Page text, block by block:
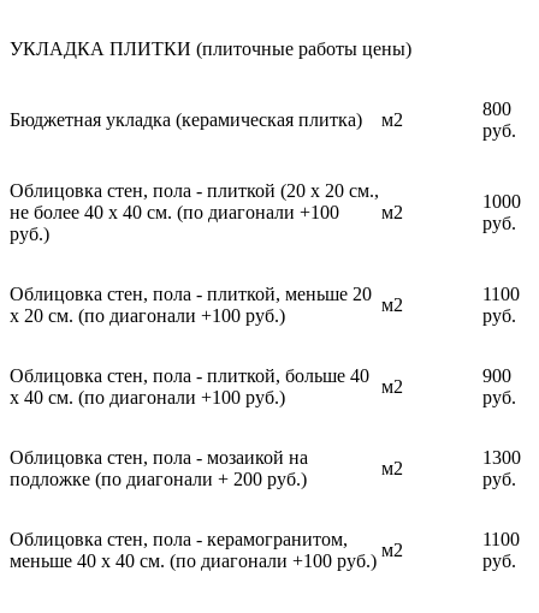
УКЛАДКА ПЛИТКИ (плиточные работы цены)
Бюджетная укладка (керамическая плитка) м2
800
руб.
Облицовка стен, пола - плиткой (20 х 20 см.,
не более 40 х 40 см. (по диагонали +100
руб.)
м2
1000
руб.
Облицовка стен, пола - плиткой, меньше 20
х 20 см. (по диагонали +100 руб.)
м2
1100
руб.
Облицовка стен, пола - плиткой, больше 40
х 40 см. (по диагонали +100 руб.)
м2
900
руб.
Облицовка стен, пола - мозаикой на
подложке (по диагонали + 200 руб.)
м2
1300
руб.
Облицовка стен, пола - керамогранитом,
меньше 40 х 40 см. (по диагонали +100 руб.)
м2
1100
руб.